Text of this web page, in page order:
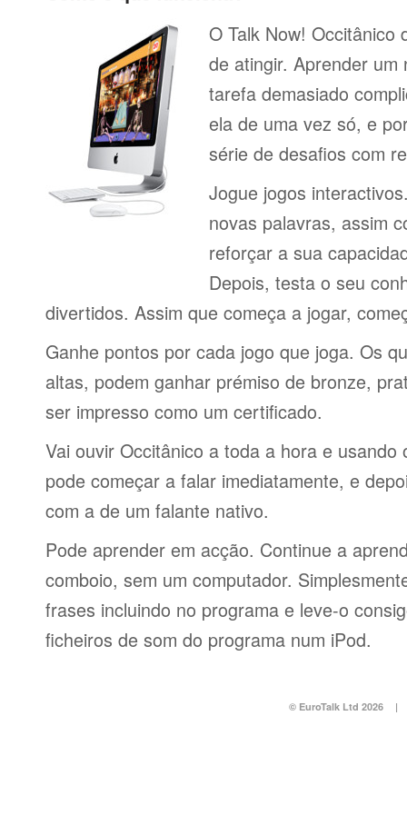
O Talk Now! Occitânico
de atingir. Aprender um
tarefa demasiado
ela de uma vez só, e
série de desafios com
Jogue jogos
novas palavras, assim
reforçar a sua
Depois, testa o seu
divertidos. Assim que começa a jogar,
Ganhe pontos por cada jogo que joga. Os
altas, podem ganhar prémiso de bronze,
ser impresso como um certificado.
Vai ouvir Occitânico a toda a hora e usando
pode começar a falar imediatamente, e
com a de um falante nativo.
Pode aprender em acção. Continue a
comboio, sem um computador.
frases incluindo no programa e leve-o
ficheiros de som do programa num iPod.
© EuroTalk Ltd 2026 |